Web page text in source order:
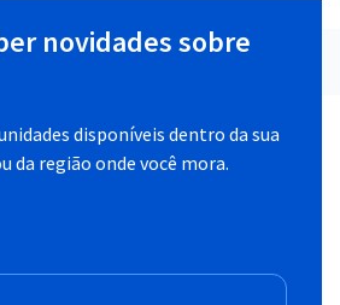
novidades sobre
disponíveis dentro da sua
da região onde você mora.